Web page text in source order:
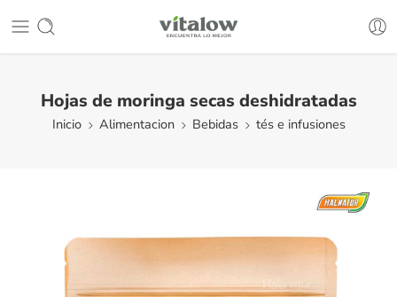
Hojas de moringa secas deshidratadas
Inicio Alimentacion Bebidas tés e infusiones